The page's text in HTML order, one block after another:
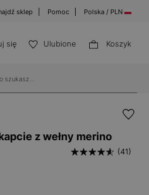
sklep Pomoc Polska / PLN
się Ulubione Koszyk
z wełny merino
(41)